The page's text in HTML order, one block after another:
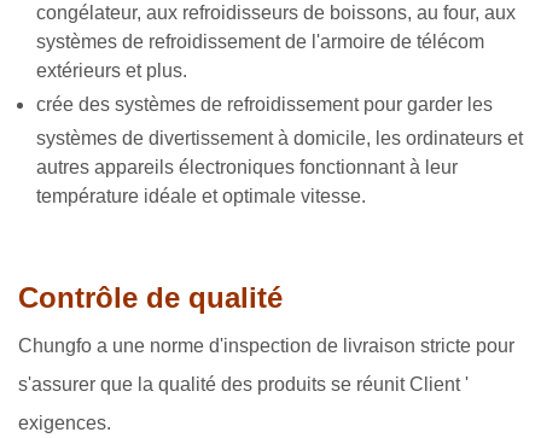
congélateur, aux refroidisseurs de boissons, au four, aux
systèmes de refroidissement de l'armoire de télécom
extérieurs et plus.
crée des systèmes de refroidissement pour garder les
systèmes de divertissement à domicile, les ordinateurs et
autres appareils électroniques fonctionnant à leur
température idéale et optimale vitesse.
Contrôle de qualité
Chungfo a une norme d'inspection de livraison stricte pour
s'assurer que la qualité des produits se réunit Client '
exigences.